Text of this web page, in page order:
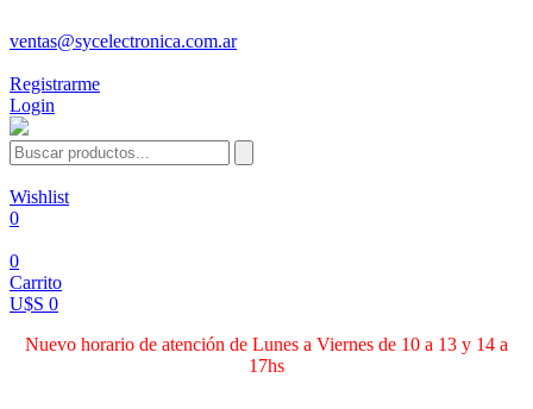
ventas@sycelectronica.com.ar
Registrarme
Login
Wishlist
0
0
Carrito
U$S 0
Nuevo horario de atención de Lunes a Viernes de 10 a 13 y 14 a
17hs